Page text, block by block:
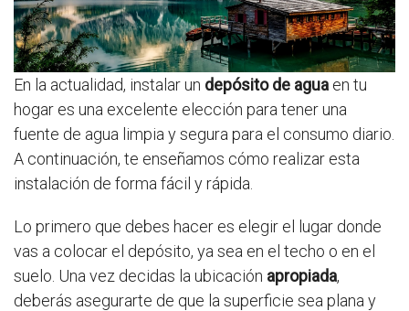
En la actualidad, instalar un depósito de agua en tu
hogar es una excelente elección para tener una
fuente de agua limpia y segura para el consumo diario.
A continuación, te enseñamos cómo realizar esta
instalación de forma fácil y rápida.
Lo primero que debes hacer es elegir el lugar donde
vas a colocar el depósito, ya sea en el techo o en el
suelo. Una vez decidas la ubicación apropiada,
deberás asegurarte de que la superficie sea plana y